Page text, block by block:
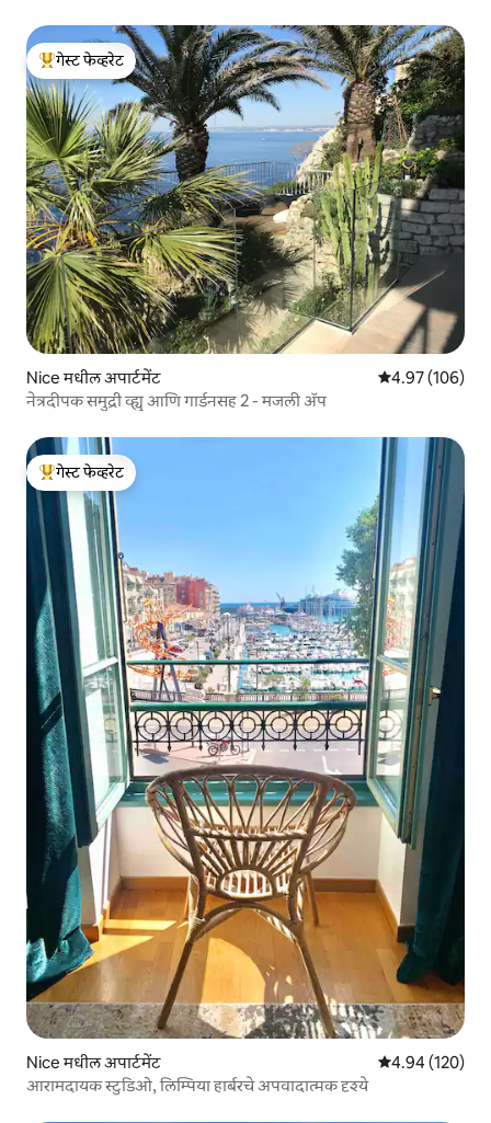
टॉप गेस्ट फेव्हरेट
गेस्ट फेव्हरेट
Nice मधील अपार्टमेंट 5 पैकी 4.97
4.97 (106)
नेत्रदीपक समुद्री व्ह्यू आणि गार्डनसह 2 - मजली ॲप
टॉप गेस्ट फेव्हरेट
गेस्ट फेव्हरेट
Nice मधील अपार्टमेंट 5 पैकी 4.94
4.94 (120)
आरामदायक स्टुडिओ, लिम्पिया हार्बरचे अपवादात्मक दृश्ये